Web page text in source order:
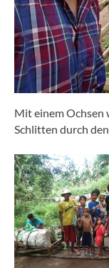
Mit einem Ochsen
Schlitten durch